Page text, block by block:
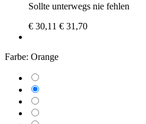
Sollte unterwegs nie fehlen
€ 30,11 € 31,70
Farbe: Orange